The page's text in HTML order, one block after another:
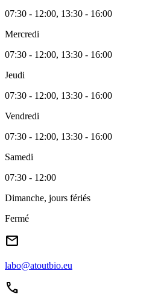
07:30 - 12:00, 13:30 - 16:00
Mercredi
07:30 - 12:00, 13:30 - 16:00
Jeudi
07:30 - 12:00, 13:30 - 16:00
Vendredi
07:30 - 12:00, 13:30 - 16:00
Samedi
07:30 - 12:00
Dimanche, jours fériés
Fermé
mail
labo@atoutbio.eu
call